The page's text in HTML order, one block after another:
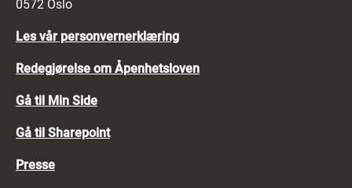
0572 Oslo
Les vår personvernerklæring
Redegjørelse om Åpenhetsloven
Gå til Min Side
Gå til Sharepoint
Presse